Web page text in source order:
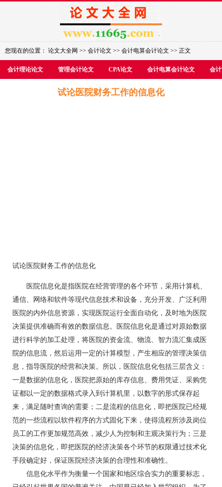
您现在的位置：论文大全网>>会计论文>>会计电算会计论文>> 正文
会计理论论文 管理会计论文 CPA论文 会计电算会计论文 会
试论医院财务工作的信息化
试论医院财务工作的信息化
医院信息化是指医院在经营管理的各个环节，采用计算机、
通信、网络和软件等现代信息技术和设备，充分开发、广泛利用
医院的内外信息资源，实现医院运行全面自动化，及时地为医院
决策提供准确而有效的数据信息。医院信息化是通过对原始数据
进行科学的加工处理，将医院的资金流、物流、智力流汇集成医
院的信息流，然后运用一定的计算模型，产生相应的管理决策信
息，指导医院的经营和决策。所以，医院信息化包括三层含义：
一是数据的信息化，医院把原始的库存信息、费用凭证、采购凭
证都以一定的数据格式录入到计算机里，以数字的形式保存起
来，满足随时查询的需要；二是流程的信息化，即把医院已经规
范的一些流程以软件程序的方式固化下来，使得流程所涉及岗位
员工的工作更加规范高效，减少人为控制和主观决策行为；三是
决策的信息化，即把医院的经济决策各个环节的权限通过技术化
手段确定好，保证医院经济决策的合理性和准确性。
信息化水平作为衡量一个国家和地区综合实力的重要标志，